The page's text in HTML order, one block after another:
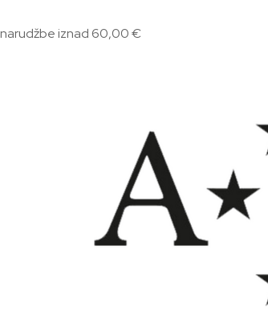
iznad 60,00 €